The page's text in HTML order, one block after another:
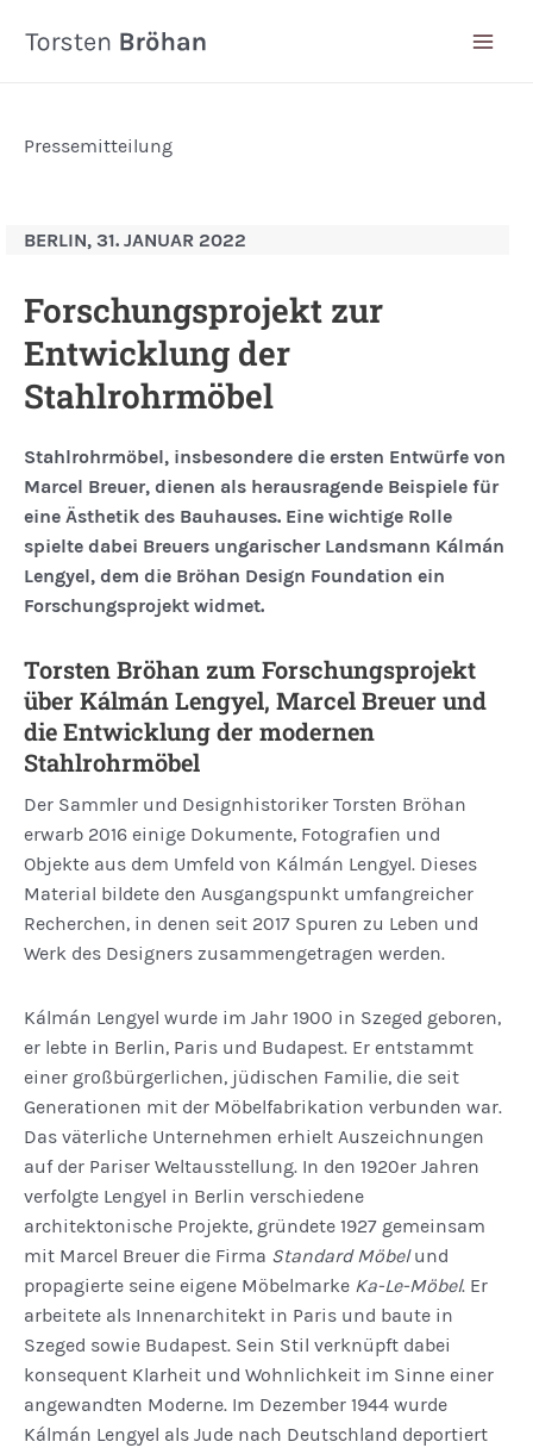
Inhalt
Pressemitteilung
BERLIN, 31. JANUAR 2022
Forschungsprojekt zur
Entwicklung der
Stahlrohrmöbel
Stahlrohrmöbel, insbesondere die ersten Entwürfe von
Marcel Breuer, dienen als herausragende Beispiele für
eine Ästhetik des Bauhauses. Eine wichtige Rolle
spielte dabei Breuers ungarischer Landsmann Kálmán
Lengyel, dem die Bröhan Design Foundation ein
Forschungsprojekt widmet.
Torsten Bröhan zum Forschungsprojekt
über Kálmán Lengyel, Marcel Breuer und
die Entwicklung der modernen
Stahlrohrmöbel
Der Sammler und Designhistoriker Torsten Bröhan
erwarb 2016 einige Dokumente, Fotografien und
Objekte aus dem Umfeld von Kálmán Lengyel. Dieses
Material bildete den Ausgangspunkt umfang­reicher
Recherchen, in denen seit 2017 Spuren zu Leben und
Werk des Designers zusammengetragen werden.
Kálmán Lengyel wurde im Jahr 1900 in Szeged geboren,
er lebte in Berlin, Paris und Budapest. Er entstammt
einer großbürgerlichen, jüdischen Familie, die seit
Generationen mit der Möbelfabrikation verbunden war.
Das väterliche Unternehmen erhielt Auszeichnungen
auf der Pariser Weltausstellung. In den 1920er Jahren
verfolgte Lengyel in Berlin verschiedene
architektonische Projekte, gründete 1927 gemeinsam
mit Marcel Breuer die Firma Standard Möbelund
propagierte seine eigene Möbelmarke Ka-Le-Möbel. Er
arbeitete als Innenarchitekt in Paris und baute in
Szeged sowie Budapest. Sein Stil verknüpft dabei
konsequent Klarheit und Wohnlichkeit im Sinne einer
angewandten Moderne. Im Dezember 1944 wurde
Kálmán Lengyel als Jude nach Deutschland deportiert